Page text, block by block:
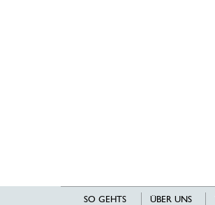
SO GEHTS ÜBER UNS